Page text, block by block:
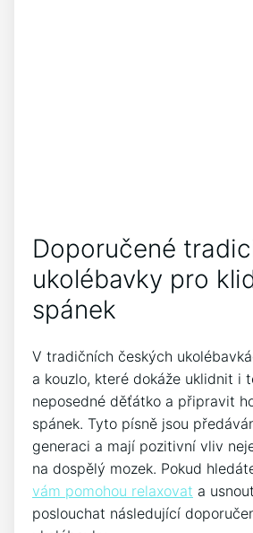
Doporučené
ukolébavky pro
spánek
V⁤ tradičních českých
a⁢ kouzlo, které dokáže uklidnit i⁢
neposedné děťátko a připravit
spánek. Tyto písně jsou
generaci a⁢ mají pozitivní vliv
na dospělý mozek. Pokud
vám pomohou relaxovat a
poslouchat následující